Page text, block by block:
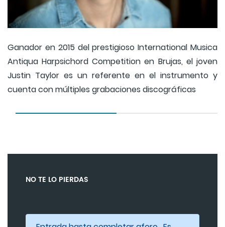
Ganador en 2015 del prestigioso International Musica
Antiqua Harpsichord Competition en Brujas, el joven
Justin Taylor es un referente en el instrumento y
cuenta con múltiples grabaciones discográficas
NO TE LO PIERDAS